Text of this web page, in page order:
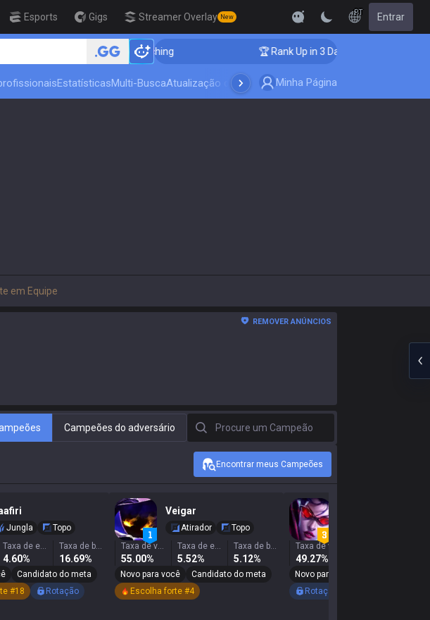
Esports Gigs Streamer Overlay New
PT Entrar
Up in 3 Days! Challenger Coaching 🏆 Rank Up in 3 Days! Challenger
EstatísticasMulti-BuscaAtualização do jogo Minha Página
em Equipe
REMOVER ANÚNCIOS
Campeões do adversário
Procure um Campeão
Encontrar meus Campeões
Jungla
Topo
Taxa de escolha
4.60%
Taxa de banimento
16.69%
Candidato do meta
#18
Rotação
Veigar
Atirador
Topo
Taxa de vitória
55.00%
Taxa de escolha
5.52%
Taxa de banimento
5.12%
Novo para você
Candidato do meta
Escolha forte #4
49.27%
Novo para você
Rotação